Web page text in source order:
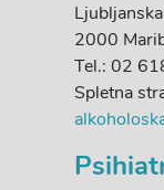
2000
Tel.: 02
Spletna